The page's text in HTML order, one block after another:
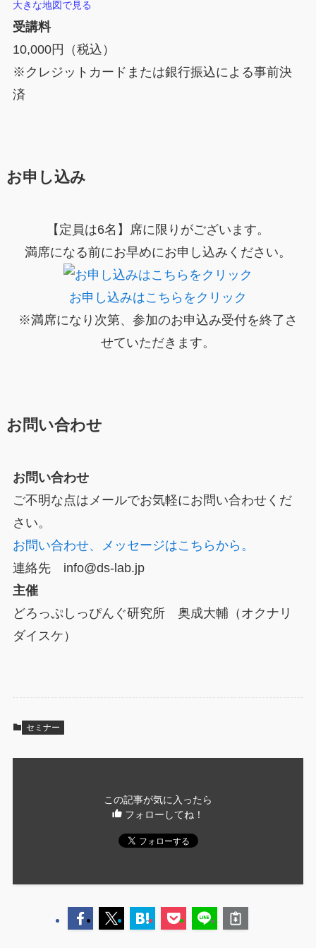
大きな地図で見る
受講料
10,000円（税込）
※クレジットカードまたは銀行振込による事前決
済
お申し込み
【定員は6名】席に限りがございます。
満席になる前にお早めにお申し込みください。
お申し込みはこちらをクリック
※満席になり次第、参加のお申込み受付を終了さ
せていただきます。
お問い合わせ
お問い合わせ
ご不明な点はメールでお気軽にお問い合わせくだ
さい。
お問い合わせ、メッセージはこちらから。
連絡先 info@ds-lab.jp
主催
どろっぷしっぴんぐ研究所 奥成大輔（オクナリ
ダイスケ）
セミナー
この記事が気に入ったら
フォローしてね！